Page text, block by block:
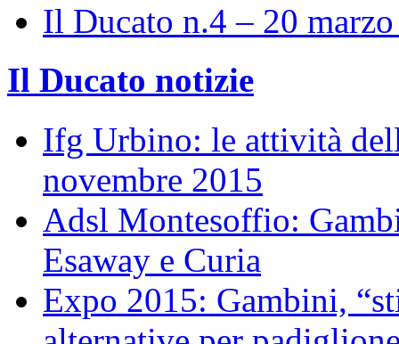
Il Ducato n.4 – 20
Il Ducato notizie
Ifg Urbino: le attività
novembre 2015
Adsl Montesoffio:
Esaway e Curia
Expo 2015: Gambini,